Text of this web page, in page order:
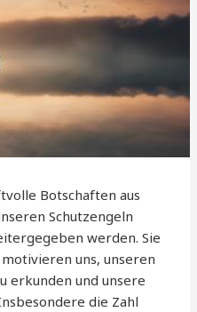
Botschaften aus
Schutzengeln
werden. Sie
uns, unseren
erkunden und unsere
die Zahl